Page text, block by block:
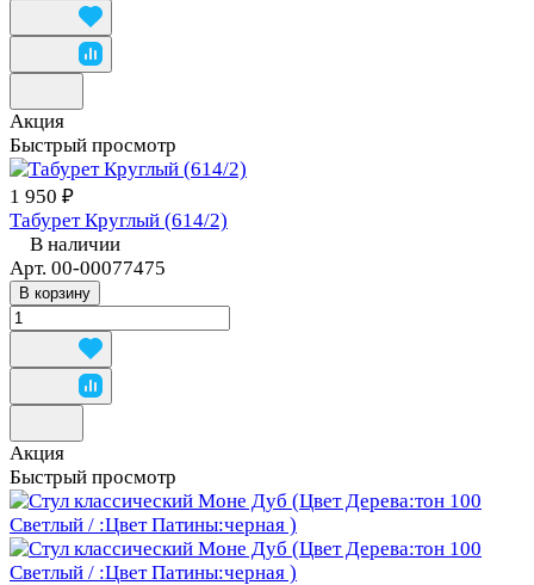
Акция
Быстрый просмотр
1 950 ₽
Табурет Круглый (614/2)
В наличии
Арт. 00-00077475
В корзину
Акция
Быстрый просмотр